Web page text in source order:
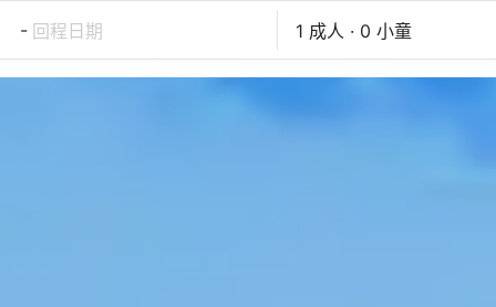
- 回程日期 1 成人 · 0 小童